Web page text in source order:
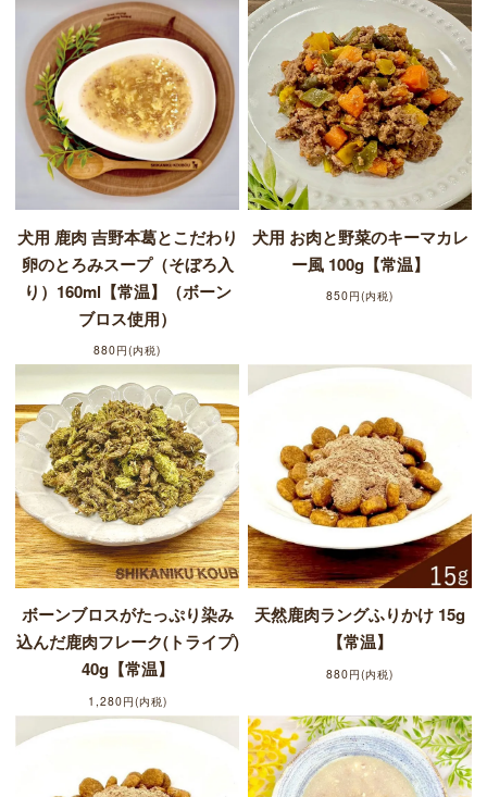
犬用 鹿肉 吉野本葛とこだわり
卵のとろみスープ（そぼろ入
り）160ml【常温】（ボーン
ブロス使用）
880円(内税)
犬用 お肉と野菜のキーマカレ
ー風 100g【常温】
850円(内税)
ボーンブロスがたっぷり染み
込んだ鹿肉フレーク(トライプ)
40g【常温】
1,280円(内税)
天然鹿肉ラングふりかけ 15g
【常温】
880円(内税)